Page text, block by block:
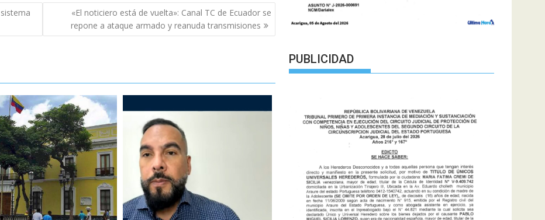
«El noticiero está de vuelta»: Canal TC de Ecuador se
repone a ataque armado y reanuda transmisiones
PUBLICIDAD